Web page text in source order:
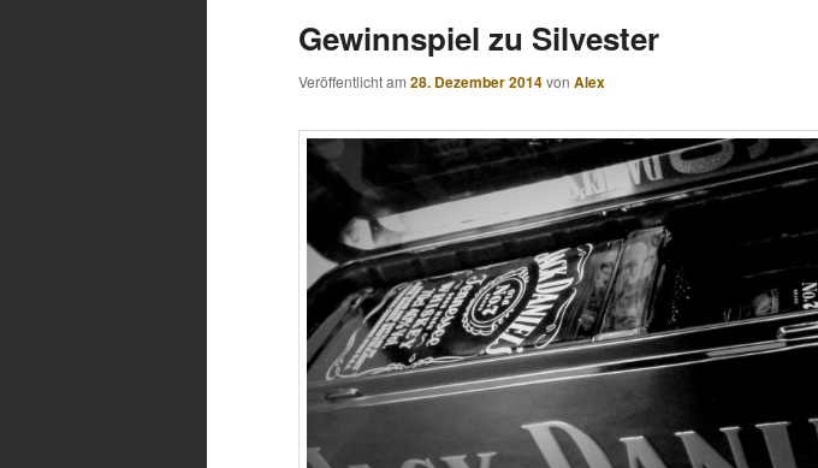
Gewinnspiel zu Silvester
Veröffentlicht am 28. Dezember 2014von Alex